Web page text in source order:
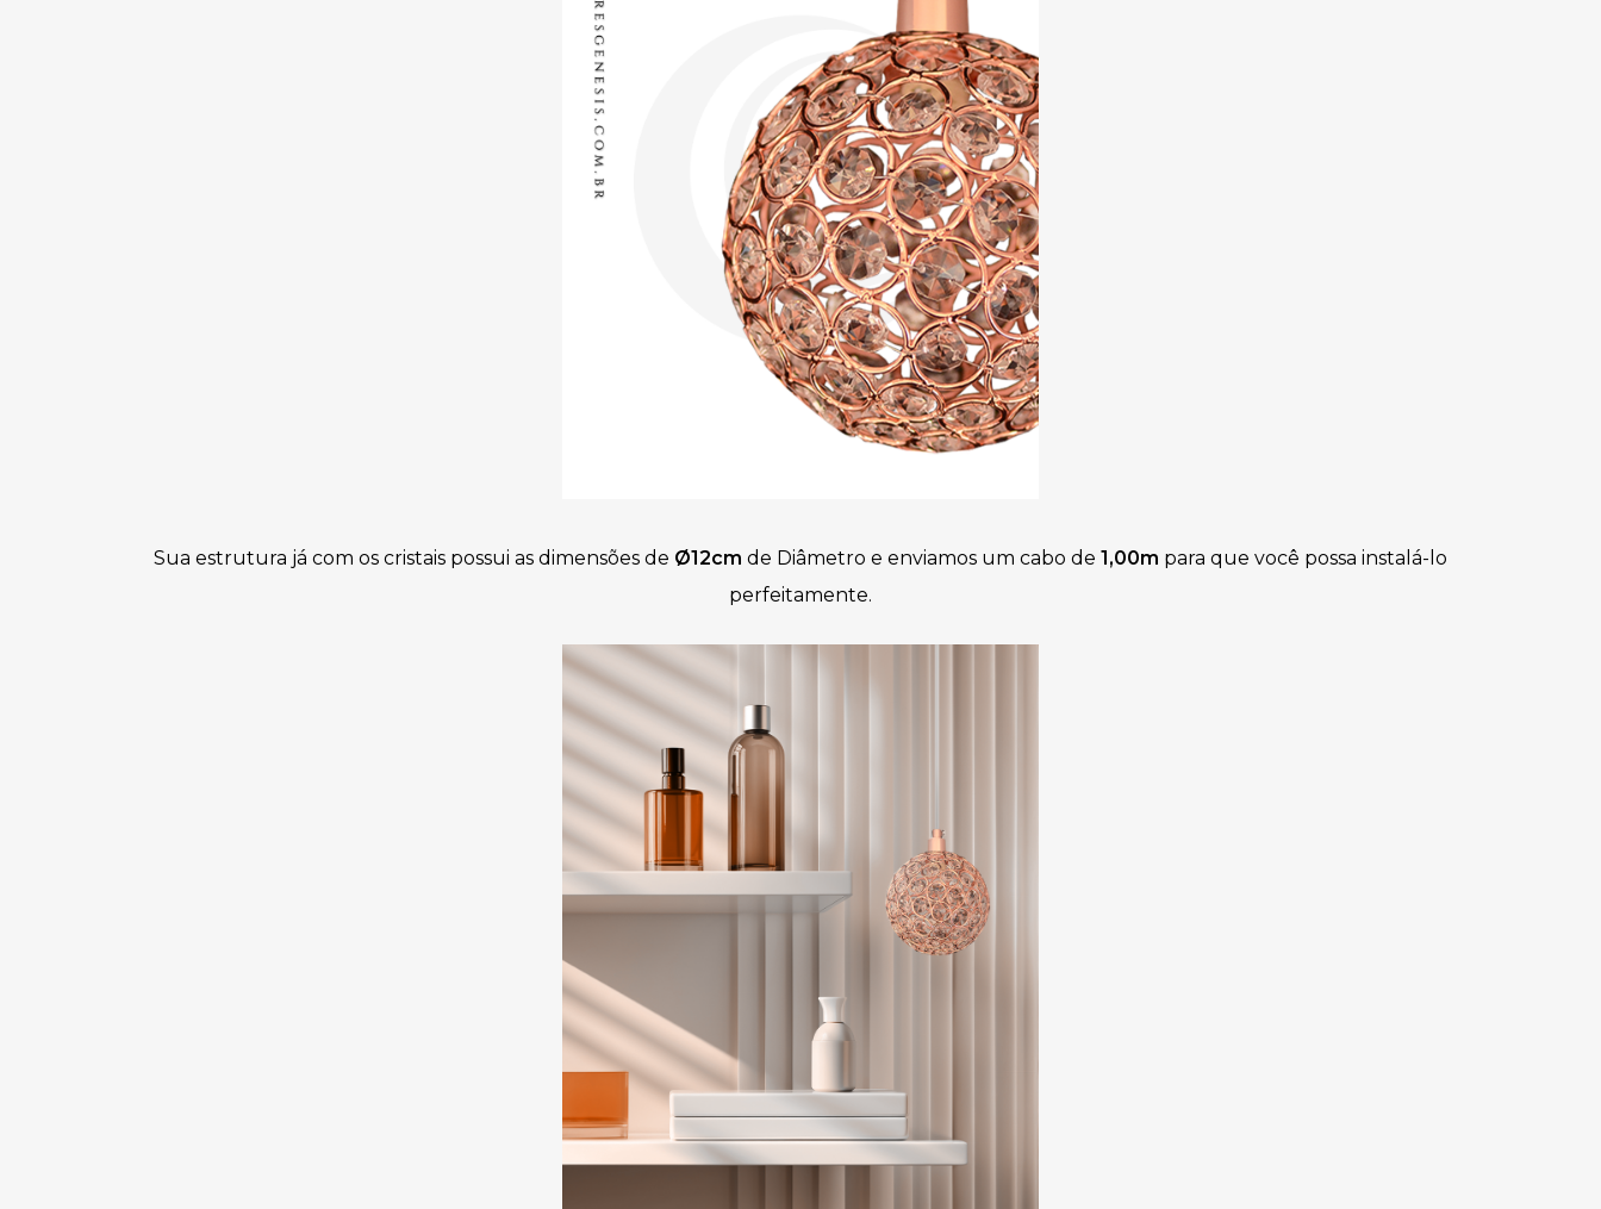
Sua estrutura já com os cristais possui as dimensões de Ø12cm de Diâmetro e enviamos um cabo de 1,00m para que você possa instalá-lo
perfeitamente.